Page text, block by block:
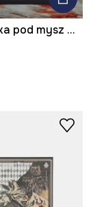
Podkładka pod mysz z kolekcji Zdzisław Beksiński x Medicine kolor czarny